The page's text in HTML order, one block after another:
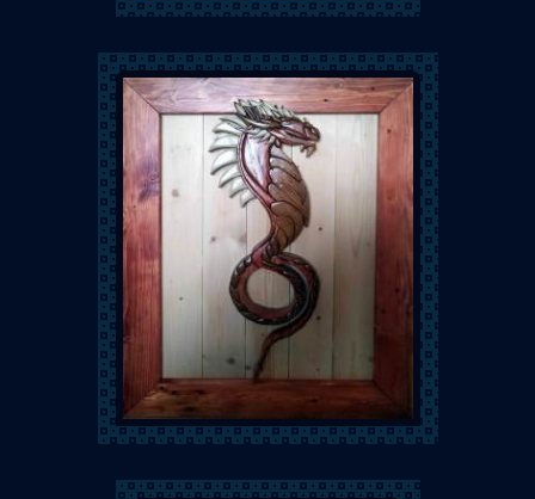
Abracada'Bois
Abracada'Bois